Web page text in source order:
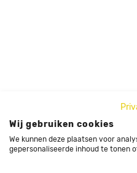
Wij gebruiken cookies
We kunnen deze plaatsen voor
gepersonaliseerde inhoud te tonen